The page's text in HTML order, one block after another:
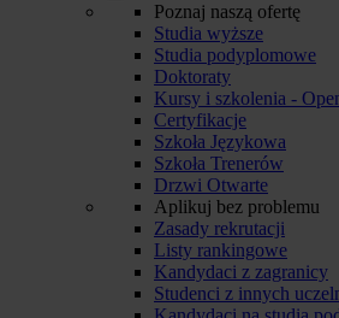
Poznaj naszą ofertę
Studia wyższe
Studia podyplomowe
Doktoraty
Kursy i szkolenia -
Certyfikacje
Szkoła Językowa
Szkoła Trenerów
Drzwi Otwarte
Aplikuj bez problemu
Zasady rekrutacji
Listy rankingowe
Kandydaci z zagranicy
Studenci z innych